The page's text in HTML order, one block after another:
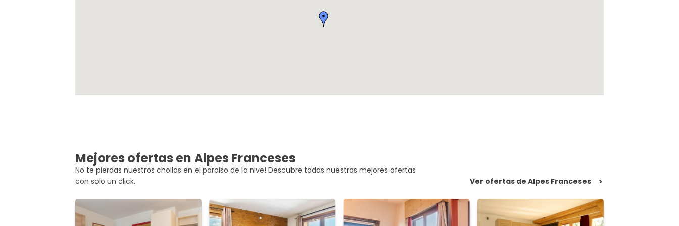
Mejores ofertas en Alpes Franceses
No te pierdas nuestros chollos en el paraiso de la nive! Descubre todas nuestras mejores ofertas
con solo un click.
Ver ofertas de Alpes Franceses >